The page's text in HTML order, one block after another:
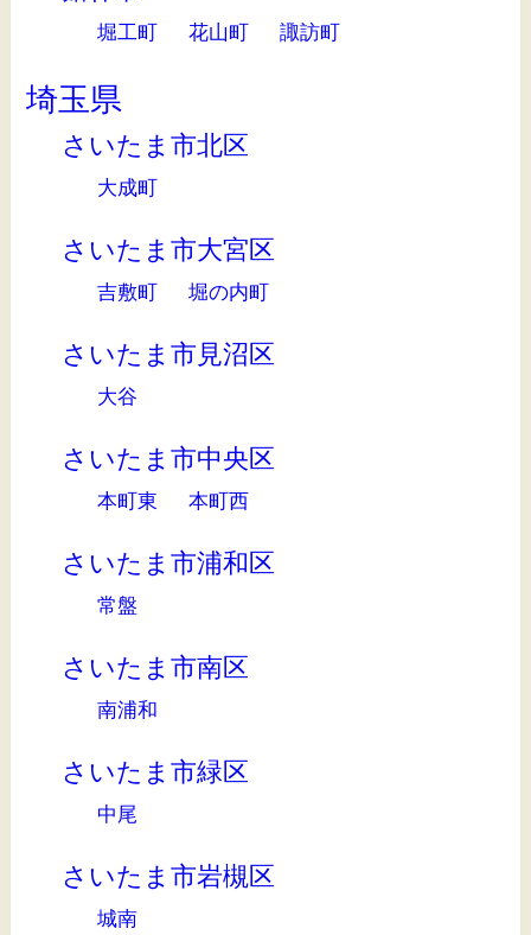
堀工町 花山町 諏訪町
埼玉県
さいたま市北区
大成町
さいたま市大宮区
吉敷町 堀の内町
さいたま市見沼区
大谷
さいたま市中央区
本町東 本町西
さいたま市浦和区
常盤
さいたま市南区
南浦和
さいたま市緑区
中尾
さいたま市岩槻区
城南